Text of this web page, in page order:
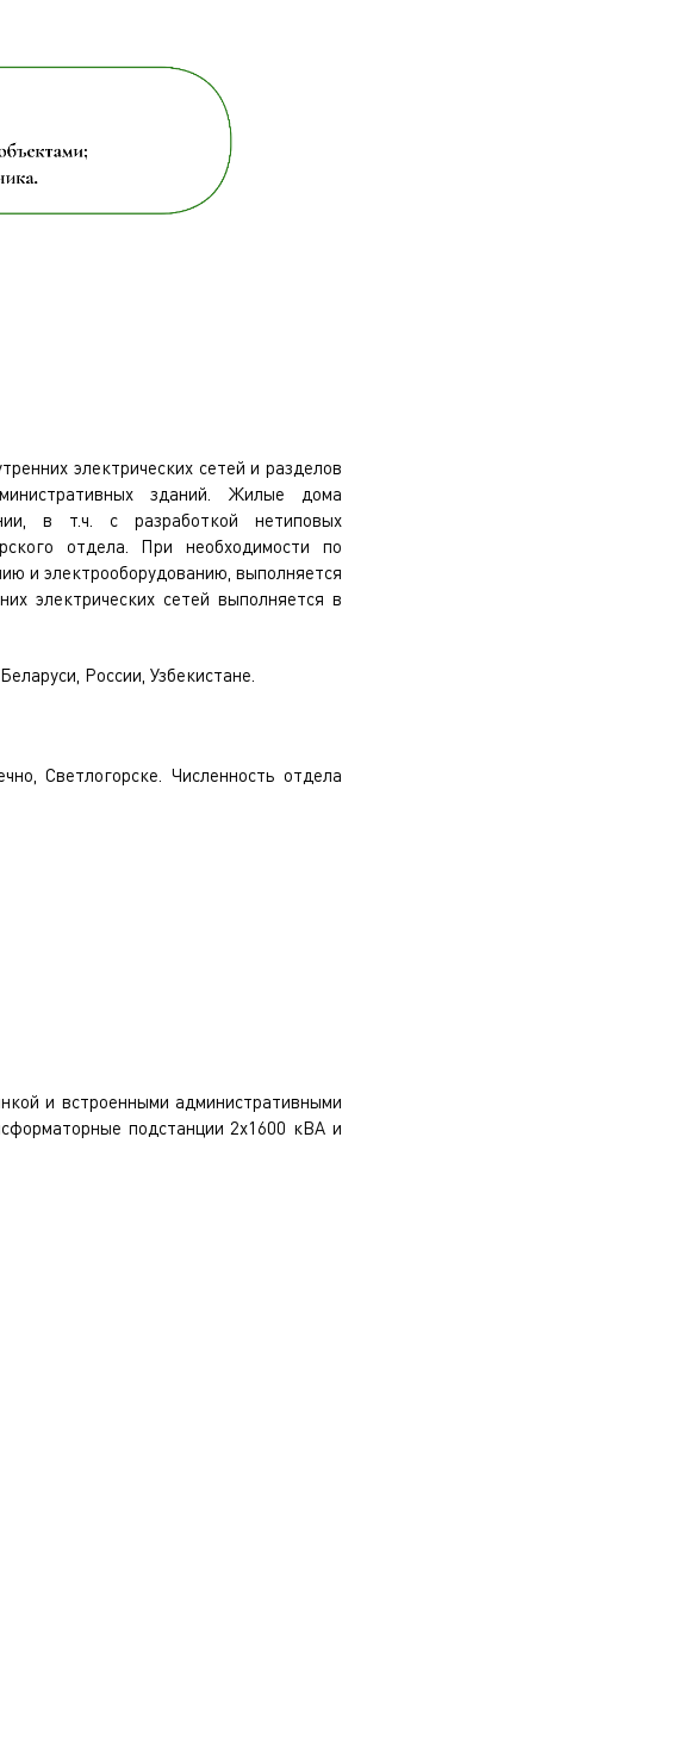
электрических сетей и разделов
зданий. Жилые дома
в т.ч. с разработкой нетиповых
отдела. При необходимости по
и электрооборудованию, выполняется
электрических сетей выполняется в
России, Узбекистане.
Светлогорске. Численность отдела
и встроенными административными
подстанции 2х1600 кВА и